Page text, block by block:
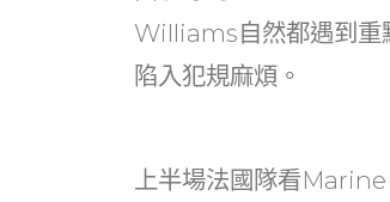
Williams自然都遇到重
陷入犯規麻煩。
上半場法國隊看